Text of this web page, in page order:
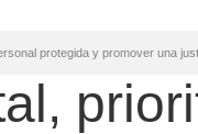
protegida y promover una